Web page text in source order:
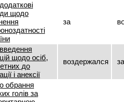
щодо
за
щодо осіб,
до
і анексії
воздержался за
обрання
голів за